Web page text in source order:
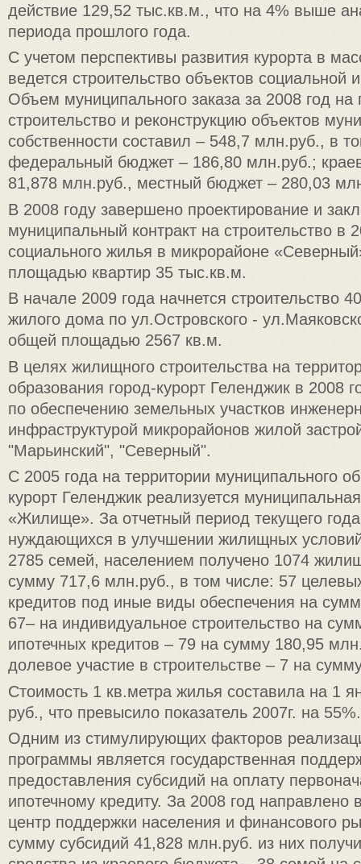
действие 129,52 тыс.кв.м., что на 4% выше
периода прошлого года.
С учетом перспективы развития курорта в
ведется строительство объектов социальной
Объем муниципального заказа за 2008 год на
строительство и реконструкцию объектов
собственности составил – 548,7 млн.руб., в
федеральный бюджет – 186,80 млн.руб.;
81,878 млн.руб., местный бюджет – 280,03
В 2008 году завершено проектирование и
муниципальный контракт на строительство в
социального жилья в микрорайоне
площадью квартир 35 тыс.кв.м.
В начале 2009 года начнется строительство
жилого дома по ул.Островского -
общей площадью 2567 кв.м.
В целях жилищного строительства на
образования город-курорт Геленджик в 2008
по обеспечению земельных участков
инфраструктурой микрорайонов жилой
"Марьинский", "Северный".
С 2005 года на территории муниципального
курорт Геленджик реализуется
«Жилище». За отчетный период текущего
нуждающихся в улучшении жилищных
2785 семей, населением получено 1074
сумму 717,6 млн.руб., в том числе: 57
кредитов под иные виды обеспечения на
67– на индивидуальное строительство на
ипотечных кредитов – 79 на сумму 180,95
долевое участие в строительстве – 7 на
Стоимость 1 кв.метра жилья составила на 1
руб., что превысило показатель 2007г. на 55%.
Одним из стимулирующих факторов
программы является государственная
предоставления субсидий на оплату
ипотечному кредиту. За 2008 год направлено
центр поддержки населения и финансового
сумму субсидий 41,828 млн.руб. из них